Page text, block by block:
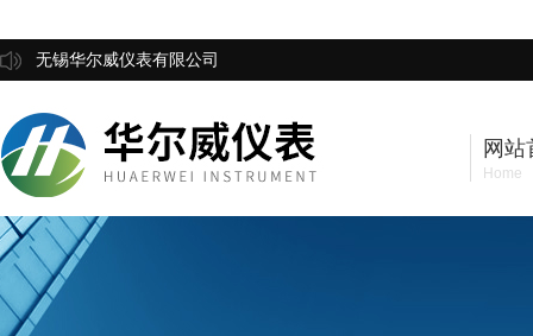
无锡华尔威仪表有限公司
网站
Home